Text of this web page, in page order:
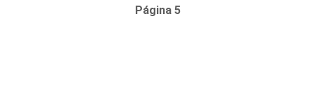
Página 5